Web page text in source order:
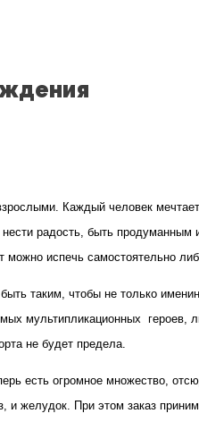
Каждый человек
радость, быть
можно испечь самостоятельно
таким, чтобы не только
мультипликационных
не будет предела.
есть огромное множество,
желудок. При этом заказ